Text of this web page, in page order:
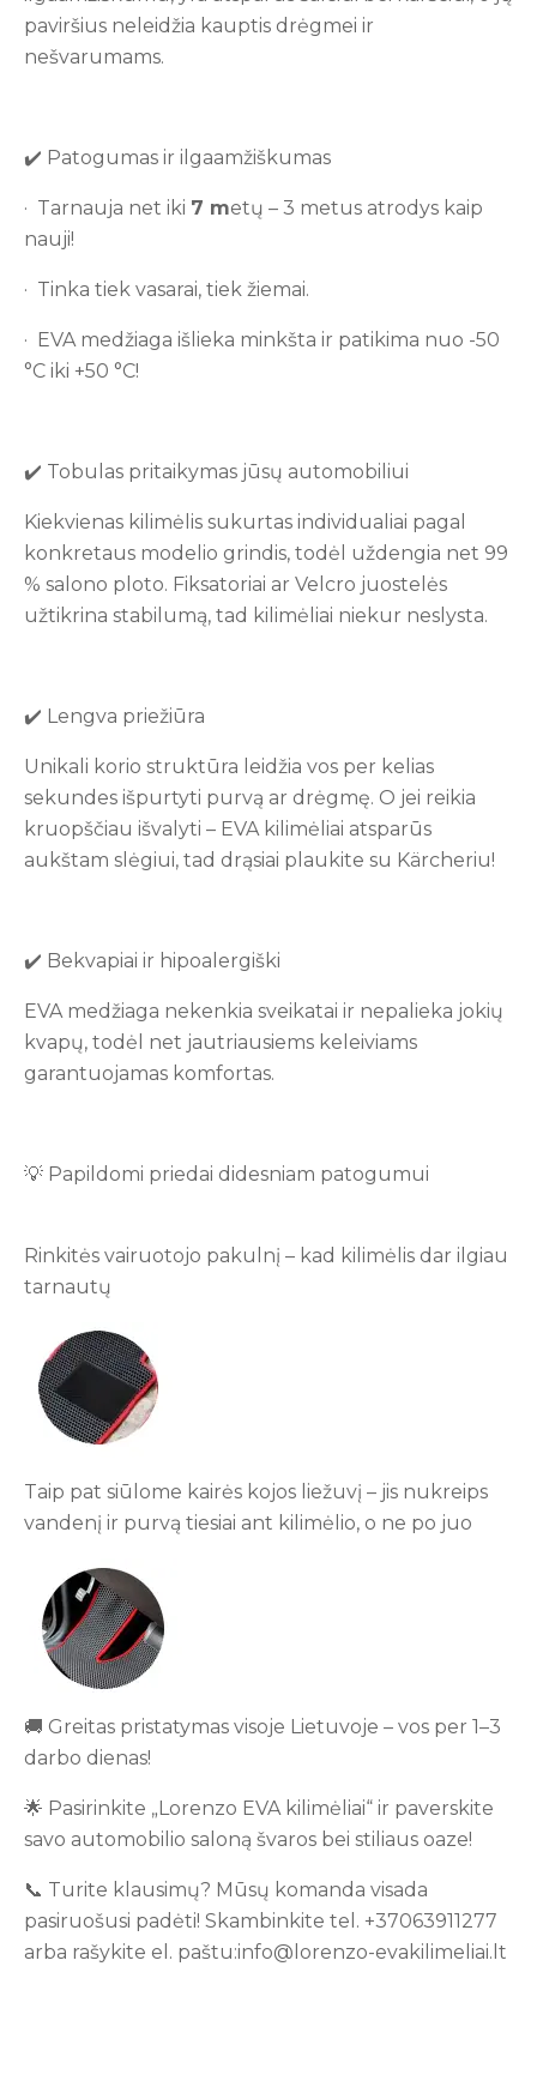
paviršius neleidžia kauptis drėgmei ir
nešvarumams.
✔️ Patogumas ir ilgaamžiškumas
· Tarnauja net iki 7 metų – 3 metus atrodys kaip
nauji!
· Tinka tiek vasarai, tiek žiemai.
· EVA medžiaga išlieka minkšta ir patikima nuo -50
°C iki +50 °C!
✔️ Tobulas pritaikymas jūsų automobiliui
Kiekvienas kilimėlis sukurtas individualiai pagal
konkretaus modelio grindis, todėl uždengia net 99
% salono ploto. Fiksatoriai ar Velcro juostelės
užtikrina stabilumą, tad kilimėliai niekur neslysta.
✔️ Lengva priežiūra
Unikali korio struktūra leidžia vos per kelias
sekundes išpurtyti purvą ar drėgmę. O jei reikia
kruopščiau išvalyti – EVA kilimėliai atsparūs
aukštam slėgiui, tad drąsiai plaukite su Kärcheriu!
✔️ Bekvapiai ir hipoalergiški
EVA medžiaga nekenkia sveikatai ir nepalieka jokių
kvapų, todėl net jautriausiems keleiviams
garantuojamas komfortas.
💡 Papildomi priedai didesniam patogumui
Rinkitės vairuotojo pakulnį – kad kilimėlis dar ilgiau
tarnautų
Taip pat siūlome kairės kojos liežuvį – jis nukreips
vandenį ir purvą tiesiai ant kilimėlio, o ne po juo
🚚 Greitas pristatymas visoje Lietuvoje – vos per 1–3
darbo dienas!
🌟 Pasirinkite „Lorenzo EVA kilimėliai“ ir paverskite
savo automobilio saloną švaros bei stiliaus oaze!
📞 Turite klausimų? Mūsų komanda visada
pasiruošusi padėti! Skambinkite tel. +37063911277
arba rašykite el. paštu:info@lorenzo-evakilimeliai.lt